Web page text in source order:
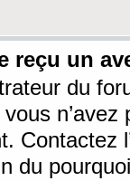
reçu un
du
Contactez
du